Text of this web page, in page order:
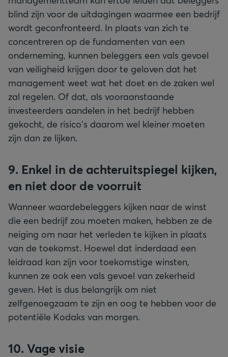
blind zijn voor de uitdagingen waarmee een bedrijf
wordt geconfronteerd. In plaats van zich te
concentreren op de fundamenten van een
onderneming, kunnen beleggers een vals gevoel
van veiligheid krijgen door te geloven dat het
management weet wat het doet en de zaken wel
zal regelen. Of dat, als vooraanstaande
investeerders aandelen in het bedrijf hebben
gekocht, de risico's daarom wel kleiner moeten
zijn dan ze lijken.
9. Enkel in de achteruitspiegel kijken,
en niet door de voorruit
Wanneer waardebeleggers kijken naar de winst
die een bedrijf zou moeten maken, hebben ze de
neiging om naar het verleden te kijken in plaats
van de toekomst. Hoewel dat inderdaad een
leidraad kan zijn voor toekomstige winsten,
kunnen ze ook een vals gevoel van zekerheid
geven. Het is dus belangrijk om niet
zelfgenoegzaam te zijn en oog te hebben voor de
potentiële Kodaks van morgen.
10. Vage visie